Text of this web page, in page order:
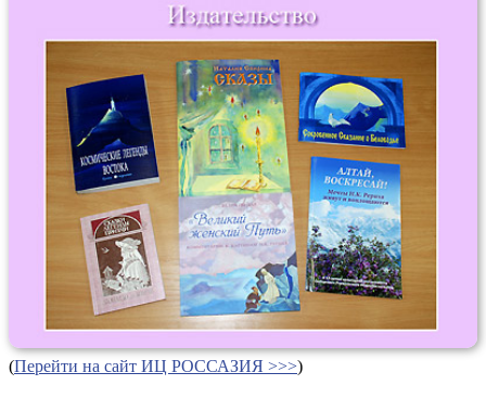
(Перейти на сайт ИЦ РОССАЗИЯ >>>)